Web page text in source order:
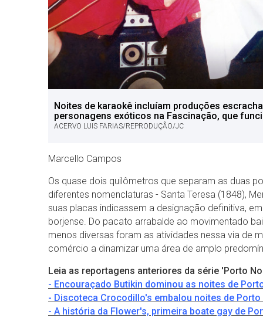
Noites de karaokê incluíam produções
personagens exóticos na Fascinação, que
ACERVO LUIS FARIAS/REPRODUÇÃO/JC
Marcello Campos
Os quase dois quilômetros que separam as duas
diferentes nomenclaturas - Santa Teresa (1848),
suas placas indicassem a designação definitiva,
borjense. Do pacato arrabalde ao movimentado
menos diversas foram as atividades nessa via de
comércio a dinamizar uma área de amplo
Leia as reportagens anteriores da série 'Porto
- Encouraçado Butikin dominou as noites de
- Discoteca Crocodillo's embalou noites de
- A história da Flower's, primeira boate gay de